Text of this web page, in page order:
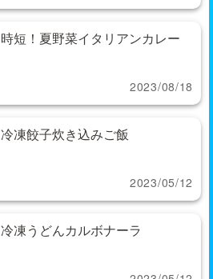
時短！夏野菜イタリアンカレー
2023/08/18
冷凍餃子炊き込みご飯
2023/05/12
冷凍うどんカルボナーラ